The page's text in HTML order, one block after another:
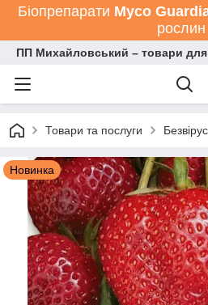
Біопрепарати Мyco
рослин
ПП Михайловський – товари для
Товари та послуги
Новинка